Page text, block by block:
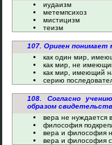
иудаизм
метемпсихоз
мистицизм
теизм
107. Ориген понимает
как один мир,
как мир, не
как мир, имеющий
серию
108. Согласно
образом
вера не нуждается
философия
вера и философия
вера и философия